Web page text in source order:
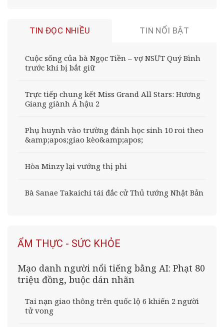
TIN ĐỌC NHIỀU TIN NỔI BẬT
Cuộc sống của bà Ngọc Tiền – vợ NSƯT Quý Bình
trước khi bị bắt giữ
Trực tiếp chung kết Miss Grand All Stars: Hương
Giang giành Á hậu 2
Phụ huynh vào trường đánh học sinh 10 roi theo
&amp;apos;giao kèo&amp;apos;
Hòa Minzy lại vướng thị phi
Bà Sanae Takaichi tái đắc cử Thủ tướng Nhật Bản
ẨM THỰC - SỨC KHỎE
Mạo danh người nổi tiếng bằng AI: Phạt 80
triệu đồng, buộc dán nhãn
Tai nạn giao thông trên quốc lộ 6 khiến 2 người
tử vong